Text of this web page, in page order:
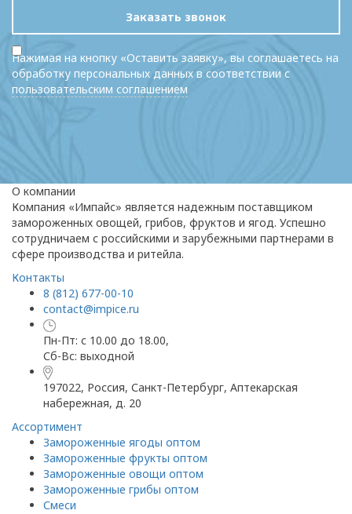
Заказать звонок
Нажимая на кнопку «Оставить заявку», вы соглашаетесь на
обработку персональных данных в соответствии с
пользовательским соглашением
О компании
Компания «Импайс» является надежным поставщиком
замороженных овощей, грибов, фруктов и ягод. Успешно
сотрудничаем с российскими и зарубежными партнерами в
сфере производства и ритейла.
Контакты
8 (812) 677-00-10
contact@impice.ru
Пн-Пт: с 10.00 до 18.00,
Сб-Вс: выходной
197022, Россия, Санкт-Петербург, Аптекарская
набережная, д. 20
Ассортимент
Замороженные ягоды оптом
Замороженные фрукты оптом
Замороженные овощи оптом
Замороженные грибы оптом
Смеси